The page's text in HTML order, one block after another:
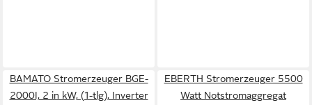
BAMATO Stromerzeuger BGE-
2000I, 2 in kW, (1-tlg), Inverter
EBERTH Stromerzeuger 5500
Watt Notstromaggregat